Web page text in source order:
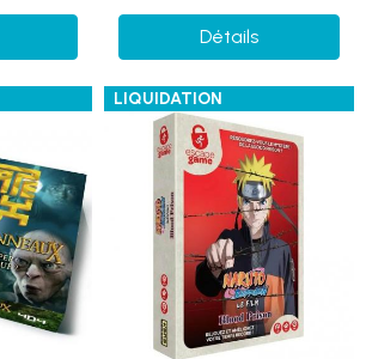
Détails
LIQUIDATION